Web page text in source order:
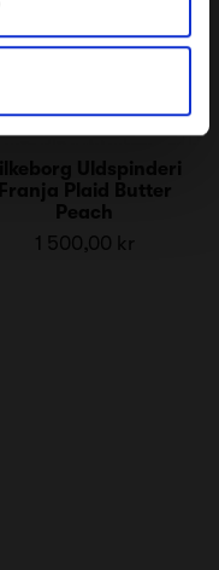
Franja Plaid Butter
Peach
1 500,00 kr